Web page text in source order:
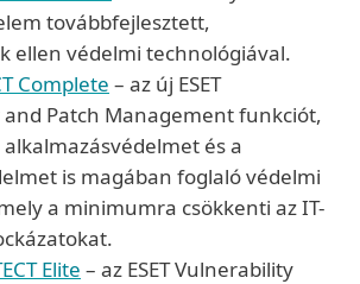
továbbfejlesztett,
ellen védelmi technológiával.
Complete – az új ESET
Patch Management funkciót,
és a
is magában foglaló védelmi
a minimumra csökkenti az IT-
Elite – az ESET Vulnerability